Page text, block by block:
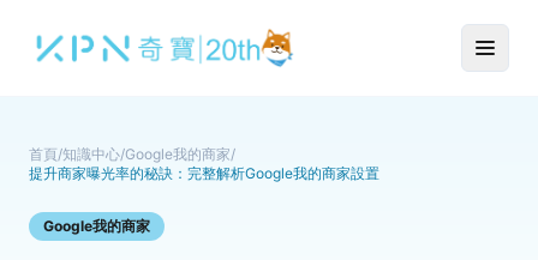
首頁/知識中心/Google我的商家/
提升商家曝光率的秘訣：完整解析Google我的商家設置
Google我的商家